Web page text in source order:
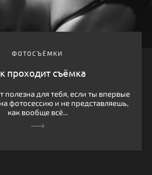
ФОТОСЪЁМКИ
проходит съёмка
полезна для тебя, если ты впервые
фотосессию и не представляешь,
как вообще всё...